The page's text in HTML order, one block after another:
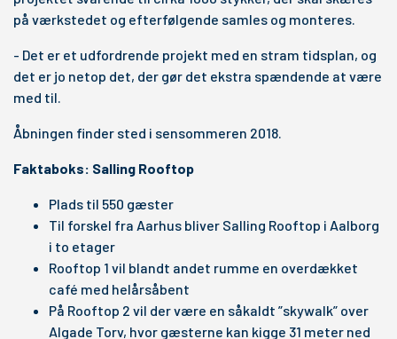
på værkstedet og efterfølgende samles og monteres.
- Det er et udfordrende projekt med en stram tidsplan, og
det er jo netop det, der gør det ekstra spændende at være
med til.
Åbningen finder sted i sensommeren 2018.
Faktaboks: Salling Rooftop
Plads til 550 gæster
Til forskel fra Aarhus bliver Salling Rooftop i Aalborg
i to etager
Rooftop 1 vil blandt andet rumme en overdækket
café med helårsåbent
På Rooftop 2 vil der være en såkaldt ”skywalk” over
Algade Torv, hvor gæsterne kan kigge 31 meter ned